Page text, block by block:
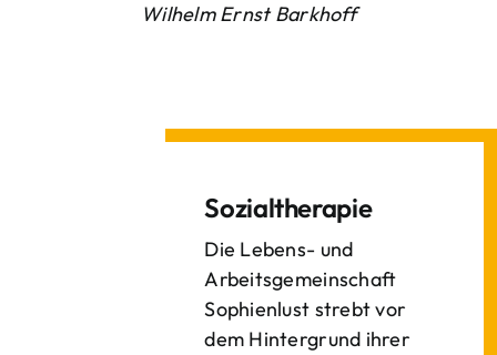
Wilhelm Ernst Barkhoff
Sozialtherapie
Die Lebens- und
Arbeitsgemeinschaft
Sophienlust strebt vor
dem Hintergrund ihrer